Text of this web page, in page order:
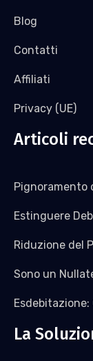
Blog
Contatti
Affiliati
Privacy (UE)
Articoli
Pignoramento
Estinguere
Riduzione del
Sono un
Esdebitazione:
La